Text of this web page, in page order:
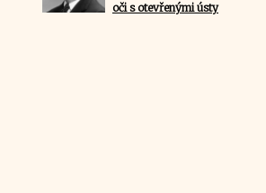
oči s otevřenými ústy